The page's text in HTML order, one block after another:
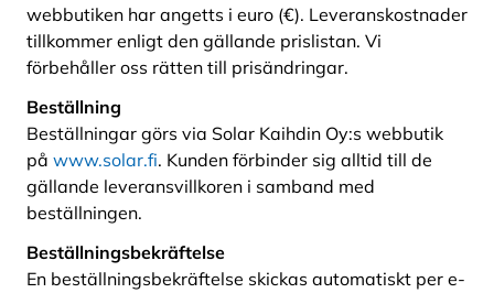
webbutiken har angetts i euro (€). Leveranskostnader
tillkommer enligt den gällande prislistan. Vi
förbehåller oss rätten till prisändringar.
Beställning
Beställningar görs via Solar Kaihdin Oy:s webbutik
på www.solar.fi. Kunden förbinder sig alltid till de
gällande leveransvillkoren i samband med
beställningen.
Beställningsbekräftelse
En beställningsbekräftelse skickas automatiskt per e-